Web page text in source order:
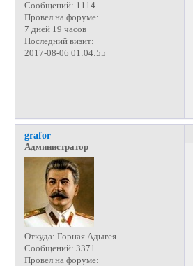
Сообщений: 1114
Провел на форуме:
7 дней 19 часов
Последний визит:
2017-08-06 01:04:55
grafor
Администратор
Откуда: Горная Адыгея
Сообщений: 3371
Провел на форуме: